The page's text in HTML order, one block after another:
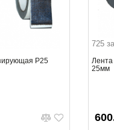
Р25
725
25мм